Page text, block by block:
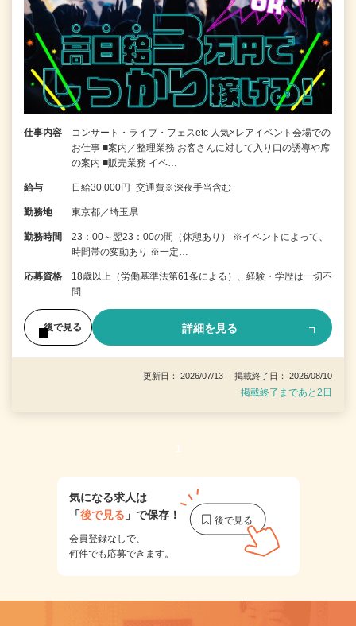
仕事内容
コンサート・ライブ・フェスetc 人気×レアイベント会場での
お仕事 ■案内／整理業務 お客さんに対して入り口の誘導や席
の案内 ■販売業務 イベ…
給与 日給30,000円+交通費※深夜手当含む
勤務地 東京都／埼玉県
勤務時間
23：00～翌23：00の間（休憩あり） ※イベントによって、
時間帯の変動あり ※一定…
応募資格
18歳以上（労働基準法第61条による）、経験・学歴は一切不
問
後で見る 詳細を見る
更新日： 2026/07/13 掲載終了日： 2026/08/10
掲載終了まであと2日
1
気になる求人は
「後で見る 」で保存！
会員登録なしで、
何件でも応募できます。